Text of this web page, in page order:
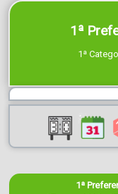
1ª
1ª
1ª